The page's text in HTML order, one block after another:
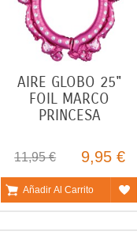
AIRE GLOBO 25"
FOIL MARCO
PRINCESA
11,95 € 9,95 €
Añadir Al Carrito